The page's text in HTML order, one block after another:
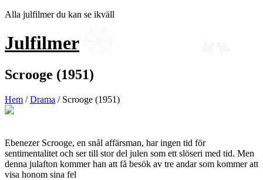
Hoppa
innehåll
Alla julfilmer du kan se ikväll
Julfilmer
Scrooge (1951)
Hem /Drama / Scrooge (1951)
Ebenezer Scrooge, en snål affärsman, har ingen tid för
sentimentalitet och ser till stor del julen som ett slöseri med tid. Men
denna julafton kommer han att få besök av tre andar som kommer att
visa honom sina fel